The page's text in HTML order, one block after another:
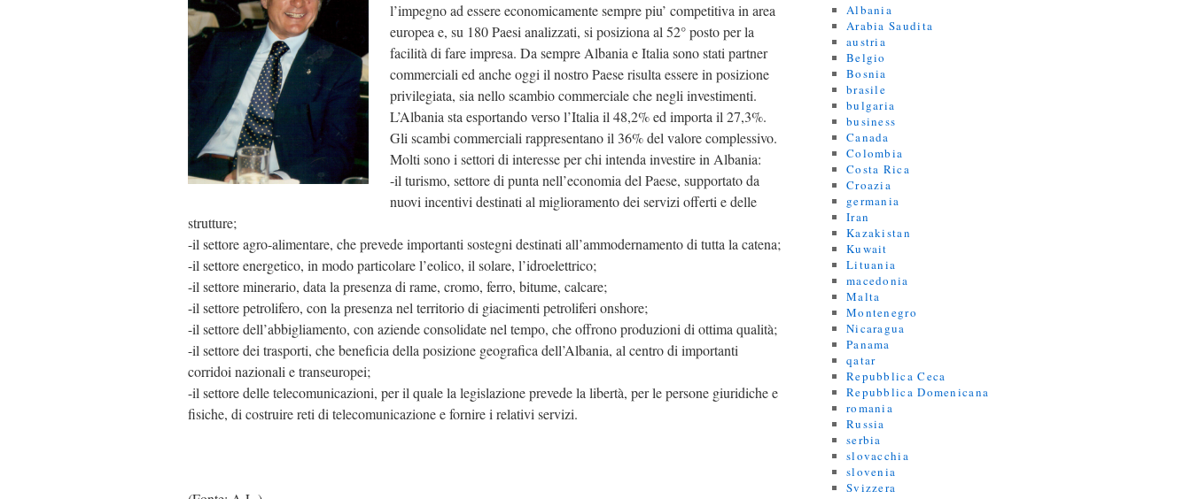
l’impegno ad essere economicamente sempre piu’ competitiva in area
europea e, su 180 Paesi analizzati, si posiziona al 52° posto per la
facilità di fare impresa. Da sempre Albania e Italia sono stati partner
commerciali ed anche oggi il nostro Paese risulta essere in posizione
privilegiata, sia nello scambio commerciale che negli investimenti.
L’Albania sta esportando verso l’Italia il 48,2% ed importa il 27,3%.
Gli scambi commerciali rappresentano il 36% del valore complessivo.
Molti sono i settori di interesse per chi intenda investire in Albania:
-il turismo, settore di punta nell’economia del Paese, supportato da
nuovi incentivi destinati al miglioramento dei servizi offerti e delle
strutture;
-il settore agro-alimentare, che prevede importanti sostegni destinati all’ammodernamento di tutta la catena;
-il settore energetico, in modo particolare l’eolico, il solare, l’idroelettrico;
-il settore minerario, data la presenza di rame, cromo, ferro, bitume, calcare;
-il settore petrolifero, con la presenza nel territorio di giacimenti petroliferi onshore;
-il settore dell’abbigliamento, con aziende consolidate nel tempo, che offrono produzioni di ottima qualità;
-il settore dei trasporti, che beneficia della posizione geografica dell’Albania, al centro di importanti
corridoi nazionali e transeuropei;
-il settore delle telecomunicazioni, per il quale la legislazione prevede la libertà, per le persone giuridiche e
fisiche, di costruire reti di telecomunicazione e fornire i relativi servizi.
Albania
Arabia Saudita
austria
Belgio
Bosnia
brasile
bulgaria
business
Canada
Colombia
Costa Rica
Croazia
germania
Iran
Kazakistan
Kuwait
Lituania
macedonia
Malta
Montenegro
Nicaragua
Panama
qatar
Repubblica Ceca
Repubblica Domenicana
romania
Russia
serbia
slovacchia
slovenia
Svizzera